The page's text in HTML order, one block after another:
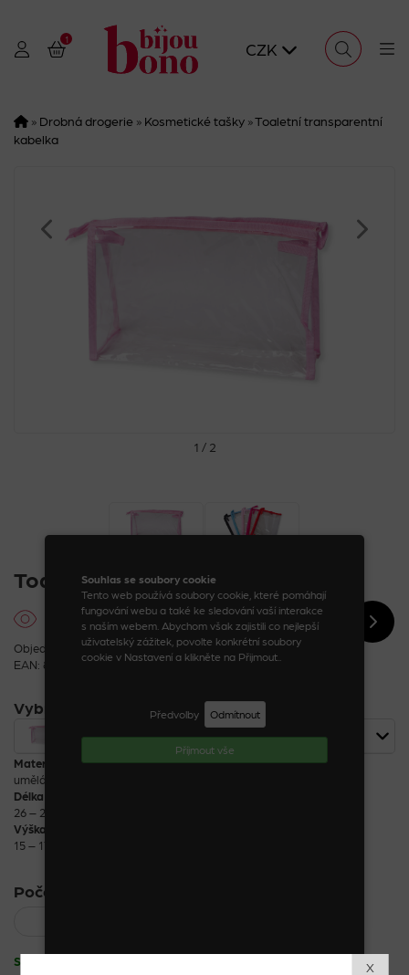
Souhlas se soubory cookie
Tento web používá soubory cookie, které pomáhají
fungování webu a také ke sledování vaší interakce
s naším webem. Abychom však zajistili co nejlepší
uživatelský zážitek, povolte konkrétní soubory
cookie v Nastavení a klikněte na Přijmout..
Předvolby Odmítnout
Příjmout vše
X
1
CZK
» Drobná drogerie » Kosmetické tašky»Toaletní transparentní
kabelka
1 / 2
Toaletní transparentní kabelka
Objednací kód: 44489_5_5
EAN: 8590888444895
Vybrat variantu
Toaletní transparentní kabelka světle růžová
Materiál
umělá hmota, polyester
Délka
26 – 28 cm
Výška
15 – 17 cm
Počet kusů:
Skladem